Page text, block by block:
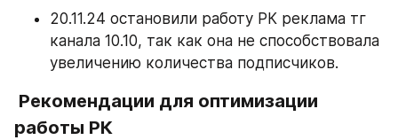
20.11.24 остановили работу РК реклама тг
канала 10.10, так как она не способствовала
увеличению количества подписчиков.
работы РК